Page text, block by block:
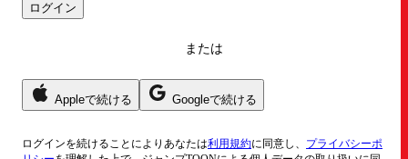
ログイン
または
Appleで続ける Googleで続ける
ログインを続けることによりあなたは利用規約に同意し、 プライバシーポ